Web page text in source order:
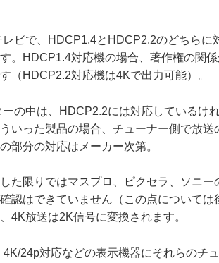
ビで、HDCP1.4とHDCP2.2のどちらに
。HDCP1.4対応機の場合、著作権の関
（HDCP2.2対応機は4Kで出力可能）。
の中は、HDCP2.2には対応しているけ
いった製品の場合、チューナー側で放
部分の対応はメーカー次第。
た限りではマスプロ、ピクセラ、ソニー
認はできていません（この点について
4K放送は2K信号に変換されます。
24p対応などの表示機器にそれらのチ